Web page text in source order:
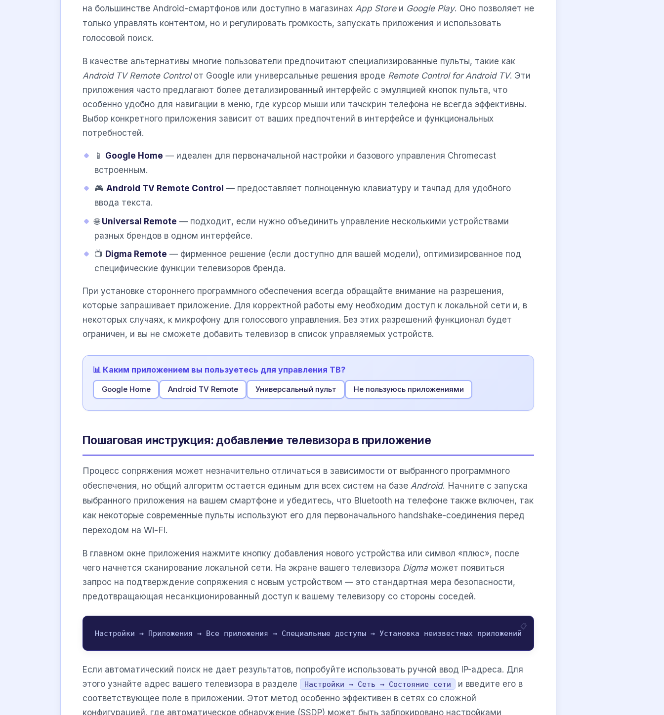
на большинстве Android-смартфонов или доступно в магазинах App Storeи Google Play. Оно позволяет не
только управлять контентом, но и регулировать громкость, запускать приложения и использовать
голосовой поиск.
В качестве альтернативы многие пользователи предпочитают специализированные пульты, такие как
Android TV Remote Controlот Google или универсальные решения вроде Remote Control for Android TV. Эти
приложения часто предлагают более детализированный интерфейс с эмуляцией кнопок пульта, что
особенно удобно для навигации в меню, где курсор мыши или тачскрин телефона не всегда эффективны.
Выбор конкретного приложения зависит от ваших предпочтений в интерфейсе и функциональных
потребностей.
📱 Google Home — идеален для первоначальной настройки и базового управления Chromecast
встроенным.
🎮 Android TV Remote Control — предоставляет полноценную клавиатуру и тачпад для удобного
ввода текста.
🌐 Universal Remote — подходит, если нужно объединить управление несколькими устройствами
разных брендов в одном интерфейсе.
📺 Digma Remote — фирменное решение (если доступно для вашей модели), оптимизированное под
специфические функции телевизоров бренда.
При установке стороннего программного обеспечения всегда обращайте внимание на разрешения,
которые запрашивает приложение. Для корректной работы ему необходим доступ к локальной сети и, в
некоторых случаях, к микрофону для голосового управления. Без этих разрешений функционал будет
ограничен, и вы не сможете добавить телевизор в список управляемых устройств.
📊 Каким приложением вы пользуетесь для управления ТВ?
Google Home Android TV Remote Универсальный пульт Не пользуюсь приложениями
Пошаговая инструкция: добавление телевизора в приложение
Процесс сопряжения может незначительно отличаться в зависимости от выбранного программного
обеспечения, но общий алгоритм остается единым для всех систем на базе Android. Начните с запуска
выбранного приложения на вашем смартфоне и убедитесь, что Bluetooth на телефоне также включен, так
как некоторые современные пульты используют его для первоначального handshake-соединения перед
переходом на Wi-Fi.
В главном окне приложения нажмите кнопку добавления нового устройства или символ «плюс», после
чего начнется сканирование локальной сети. На экране вашего телевизора Digma может появиться
запрос на подтверждение сопряжения с новым устройством — это стандартная мера безопасности,
предотвращающая несанкционированный доступ к вашему телевизору со стороны соседей.
Настройки → Приложения → Все приложения → Специальные доступы → Установка неизвестных приложений
Если автоматический поиск не дает результатов, попробуйте использовать ручной ввод IP-адреса. Для
этого узнайте адрес вашего телевизора в разделе
Настройки → Сеть → Состояние сети
и введите его в
соответствующее поле в приложении. Этот метод особенно эффективен в сетях со сложной
конфигурацией, где автоматическое обнаружение (SSDP) может быть заблокировано настройками